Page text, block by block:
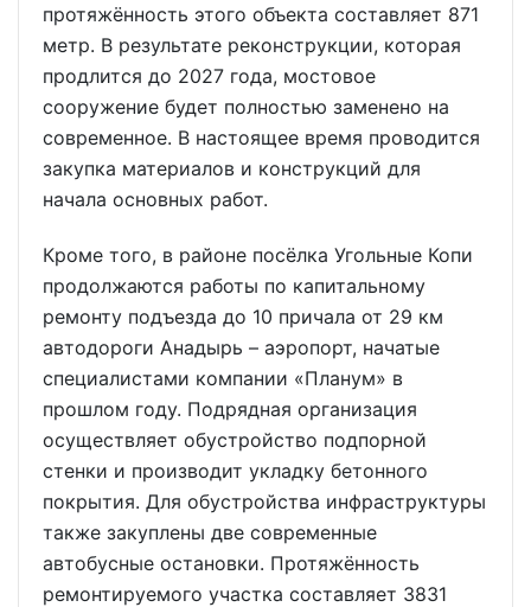
протяжённость этого объекта составляет 871
метр. В результате реконструкции, которая
продлится до 2027 года, мостовое
сооружение будет полностью заменено на
современное. В настоящее время проводится
закупка материалов и конструкций для
начала основных работ.
Кроме того, в районе посёлка Угольные Копи
продолжаются работы по капитальному
ремонту подъезда до 10 причала от 29 км
автодороги Анадырь – аэропорт, начатые
специалистами компании «Планум» в
прошлом году. Подрядная организация
осуществляет обустройство подпорной
стенки и производит укладку бетонного
покрытия. Для обустройства инфраструктуры
также закуплены две современные
автобусные остановки. Протяжённость
ремонтируемого участка составляет 3831